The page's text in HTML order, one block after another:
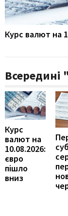
Курс валют на
Курс
валют на
10.08.2026:
євро
пішло
вниз